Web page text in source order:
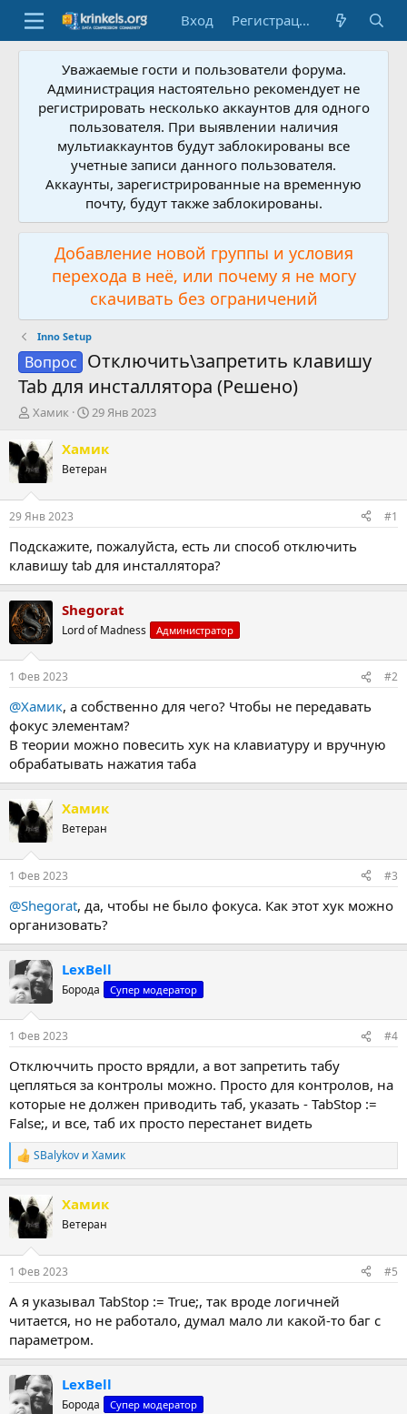
Вход Регистрация
Уважаемые гости и пользователи форума.
Администрация настоятельно рекомендует не
регистрировать несколько аккаунтов для одного
пользователя. При выявлении наличия
мультиаккаунтов будут заблокированы все
учетные записи данного пользователя.
Аккаунты, зарегистрированные на временную
почту, будут также заблокированы.
Добавление новой группы и условия
перехода в неё, или почему я не могу
скачивать без ограничений
Inno Setup
Вопрос Отключить\запретить клавишу
Tab для инсталлятора (Решено)
А
т
о
р
т
м
ы
Хамик
Д
т
н
а
л
29 Янв 2023
Хамик
Ветеран
29 Янв 2023 #1
Подскажите, пожалуйста, есть ли способ отключить
клавишу tab для инсталлятора?
Shegorat
Lord of Madness Администратор
1 Фев 2023 #2
@Хамик, а собственно для чего? Чтобы не передавать
фокус элементам?
В теории можно повесить хук на клавиатуру и вручную
обрабатывать нажатия таба
Хамик
Ветеран
1 Фев 2023 #3
@Shegorat, да, чтобы не было фокуса. Как этот хук можно
организовать?
LexBell
Борода Супер модератор
1 Фев 2023 #4
Отключчить просто врядли, а вот запретить табу
цепляться за контролы можно. Просто для контролов, на
которые не должен приводить таб, указать - TabStop :=
False;, и все, таб их просто перестанет видеть
Р
е
к
ц
и
SBalykov и Хамик
Хамик
Ветеран
1 Фев 2023 #5
А я указывал TabStop := True;, так вроде логичней
читается, но не работало, думал мало ли какой-то баг с
параметром.
LexBell
Борода Супер модератор